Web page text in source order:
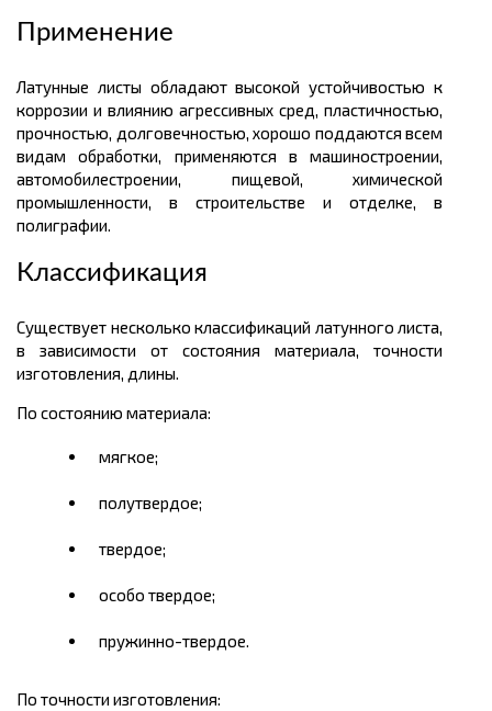
Применение
Латунные листы обладают высокой устойчивостью к
коррозии и влиянию агрессивных сред, пластичностью,
прочностью, долговечностью, хорошо поддаются всем
видам обработки, применяются в машиностроении,
автомобилестроении, пищевой, химической
промышленности, в строительстве и отделке, в
полиграфии.
Классификация
Существует несколько классификаций латунного листа,
в зависимости от состояния материала, точности
изготовления, длины.
По состоянию материала:
мягкое;
полутвердое;
твердое;
особо твердое;
пружинно-твердое.
По точности изготовления: